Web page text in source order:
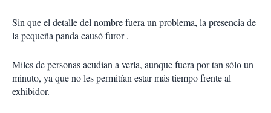
Sin que el detalle del nombre fuera un problema, la presencia de
la pequeña panda causó furor .
Miles de personas acudían a verla, aunque fuera por tan sólo un
minuto, ya que no les permitían estar más tiempo frente al
exhibidor.